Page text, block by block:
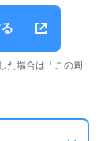
た場合は「この周